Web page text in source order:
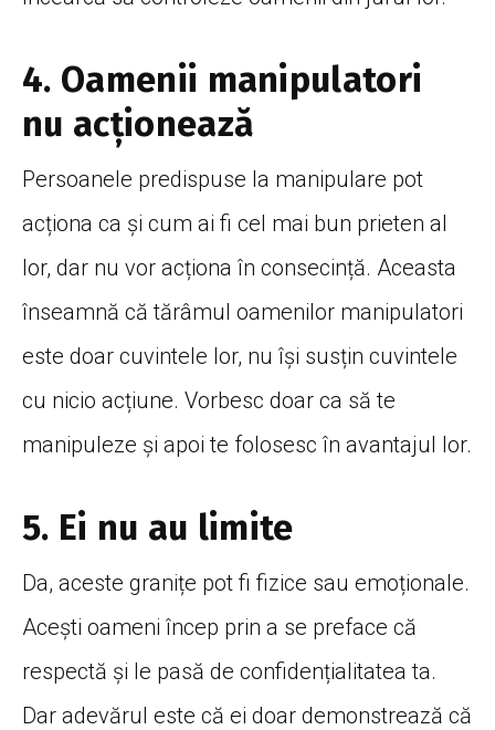
4. Oamenii manipulatori
nu acționează
Persoanele predispuse la manipulare pot
acționa ca și cum ai fi cel mai bun prieten al
lor, dar nu vor acționa în consecință. Aceasta
înseamnă că tărâmul oamenilor manipulatori
este doar cuvintele lor, nu își susțin cuvintele
cu nicio acțiune. Vorbesc doar ca să te
manipuleze și apoi te folosesc în avantajul lor.
5. Ei nu au limite
Da, aceste granițe pot fi fizice sau emoționale.
Acești oameni încep prin a se preface că
respectă și le pasă de confidențialitatea ta.
Dar adevărul este că ei doar demonstrează că